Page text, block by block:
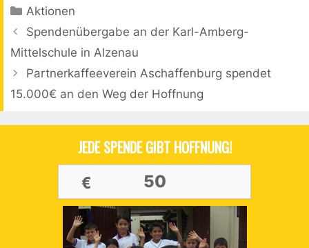
Kategorien
Aktionen
Beitrags-
Navigation
Spendenübergabe an der Karl-Amberg-
Mittelschule in Alzenau
Partnerkaffeeverein Aschaffenburg spendet
15.000€ an den Weg der Hoffnung
JEDE SPENDE GIBT HOFFNUNG!